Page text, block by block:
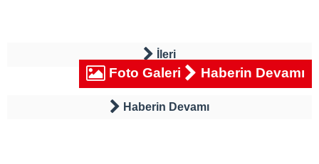
İleri
Foto Galeri Haberin Devamı
Haberin Devamı